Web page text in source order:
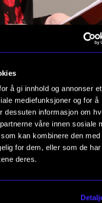
å gi innhold og annonser et
mediefunksjoner og for å
dessuten informasjon om
våre innen sosiale
kan kombinere den med
for dem, eller som de
deres.